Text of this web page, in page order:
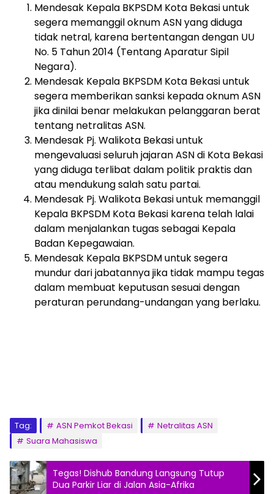
Mendesak Kepala BKPSDM Kota Bekasi untuk
segera memanggil oknum ASN yang diduga
tidak netral, karena bertentangan dengan UU
No. 5 Tahun 2014 (Tentang Aparatur Sipil
Negara).
Mendesak Kepala BKPSDM Kota Bekasi untuk
segera memberikan sanksi kepada oknum ASN
jika dinilai benar melakukan pelanggaran berat
tentang netralitas ASN.
Mendesak Pj. Walikota Bekasi untuk
mengevaluasi seluruh jajaran ASN di Kota Bekasi
yang diduga terlibat dalam politik praktis dan
atau mendukung salah satu partai.
Mendesak Pj. Walikota Bekasi untuk memanggil
Kepala BKPSDM Kota Bekasi karena telah lalai
dalam menjalankan tugas sebagai Kepala
Badan Kepegawaian.
Mendesak Kepala BKPSDM untuk segera
mundur dari jabatannya jika tidak mampu tegas
dalam membuat keputusan sesuai dengan
peraturan perundang-undangan yang berlaku.
Tag: ASN Pemkot Bekasi
Netralitas ASN
Suara Mahasiswa
Tegas! Dishub Bandung Langsung Tutup
Dua Parkir Liar di Jalan Asia-Afrika